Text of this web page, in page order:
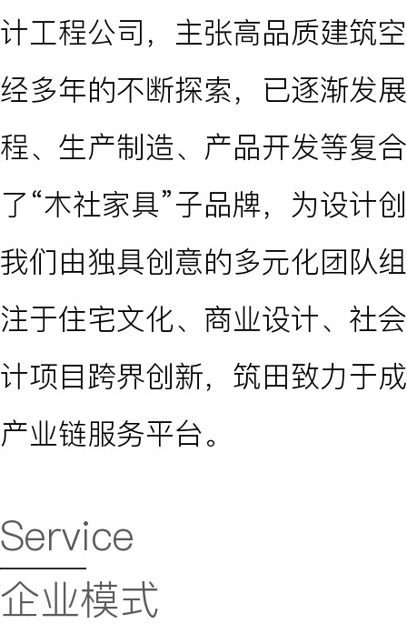
计工程公司，主张高品质建筑
经多年的不断探索，已逐渐发
程、生产制造、产品开发等复
了“木社家具”子品牌，为设计
我们由独具创意的多元化团队
注于住宅文化、商业设计、社
计项目跨界创新，筑田致力于
产业链服务平台。
Service
企业模式